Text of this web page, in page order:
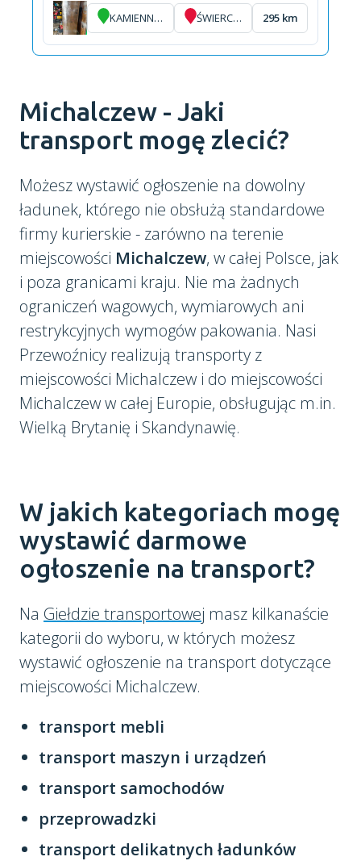
KAMIENNA GÓRA ŚWIERCZYNIEC 295 km
Michalczew - Jaki
transport mogę zlecić?
Możesz wystawić ogłoszenie na dowolny
ładunek, którego nie obsłużą standardowe
firmy kurierskie - zarówno na terenie
miejscowości Michalczew, w całej Polsce, jak
i poza granicami kraju. Nie ma żadnych
ograniczeń wagowych, wymiarowych ani
restrykcyjnych wymogów pakowania. Nasi
Przewoźnicy realizują transporty z
miejscowości Michalczew i do miejscowości
Michalczew w całej Europie, obsługując m.in.
Wielką Brytanię i Skandynawię.
W jakich kategoriach mogę
wystawić darmowe
ogłoszenie na transport?
Na Giełdzie transportowej masz kilkanaście
kategorii do wyboru, w których możesz
wystawić ogłoszenie na transport dotyczące
miejscowości Michalczew.
transport mebli
transport maszyn i urządzeń
transport samochodów
przeprowadzki
transport delikatnych ładunków